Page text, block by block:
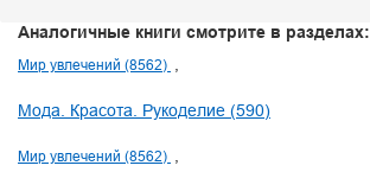
Аналогичные книги смотрите в разделах:
Мир увлечений (8562)
Мода. Красота. Рукоделие (590)
Мир увлечений (8562)